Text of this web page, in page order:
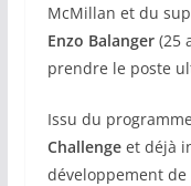
McMillan et du
Enzo Balanger(25
prendre le poste
Issu du
Challengeet déjà
développement